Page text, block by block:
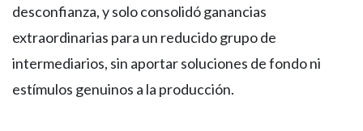
desconfianza, y solo consolidó ganancias
extraordinarias para un reducido grupo de
intermediarios, sin aportar soluciones de fondo ni
estímulos genuinos a la producción.